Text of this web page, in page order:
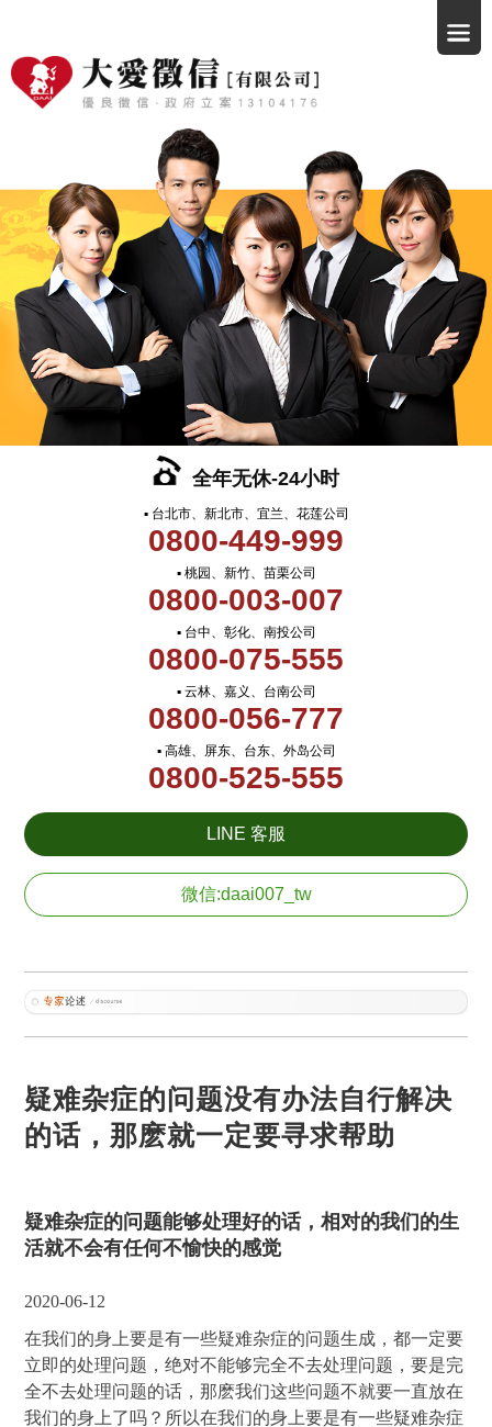
全年无休-24小时
▪ 台北市、新北市、宜兰、花莲公司
0800-449-999
▪ 桃园、新竹、苗栗公司
0800-003-007
▪ 台中、彰化、南投公司
0800-075-555
▪ 云林、嘉义、台南公司
0800-056-777
▪ 高雄、屏东、台东、外岛公司
0800-525-555
LINE 客服
微信:daai007_tw
疑难杂症的问题没有办法自行解决
的话，那麽就一定要寻求帮助
疑难杂症的问题能够处理好的话，相对的我们的生
活就不会有任何不愉快的感觉
2020-06-12
在我们的身上要是有一些疑难杂症的问题生成，都一定要
立即的处理问题，绝对不能够完全不去处理问题，要是完
全不去处理问题的话，那麽我们这些问题不就要一直放在
我们的身上了吗？所以在我们的身上要是有一些疑难杂症